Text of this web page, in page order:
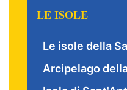
LE ISOLE
Le isole della
Arcipelago